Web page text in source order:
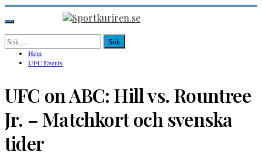
Hoppa
till
innehåll
Sportkuriren.se
Primär
meny
Sök
efter: Hem
UFC Events
UFC on ABC: Hill vs. Rountree
Jr. – Matchkort och svenska
tider